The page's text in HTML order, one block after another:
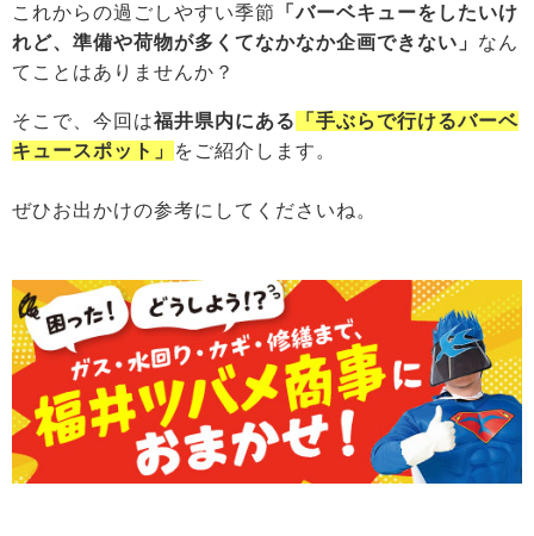
これからの過ごしやすい季節
「バーベキューをしたいけ
れど、準備や荷物が多くてなかなか企画できない」 なん
てことはありませんか？
そこで、今回は福井県内にある 「手ぶらで行けるバーベ
キュースポット」
をご紹介します。
ぜひお出かけの参考にしてくださいね。